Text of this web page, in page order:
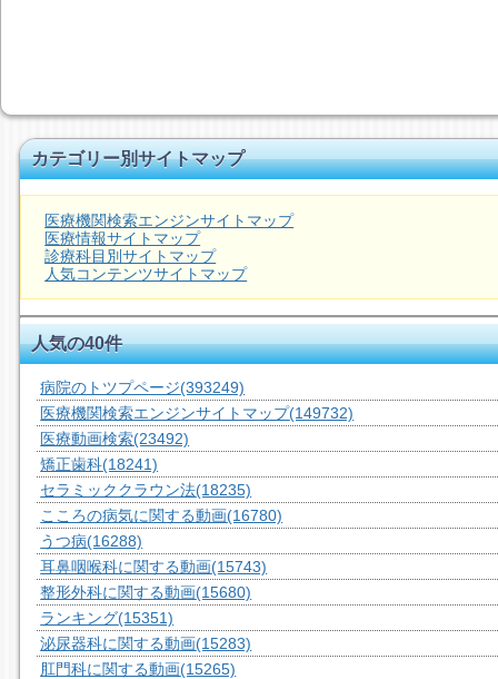
カテゴリー別サイトマップ
医療機関検索エンジンサイトマップ
医療情報サイトマップ
診療科目別サイトマップ
人気コンテンツサイトマップ
人気の40件
病院のトツプページ(393249)
医療機関検索エンジンサイトマップ(149732)
医療動画検索(23492)
矯正歯科(18241)
セラミッククラウン法(18235)
こころの病気に関する動画(16780)
うつ病(16288)
耳鼻咽喉科に関する動画(15743)
整形外科に関する動画(15680)
ランキング(15351)
泌尿器科に関する動画(15283)
肛門科に関する動画(15265)